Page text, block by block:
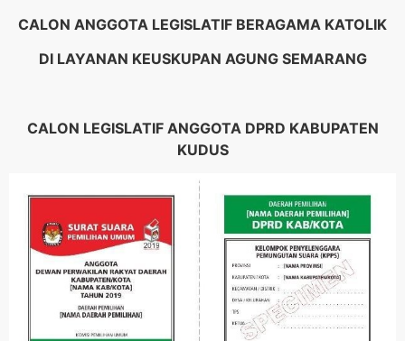
CALON ANGGOTA LEGISLATIF BERAGAMA KATOLIK
DI LAYANAN KEUSKUPAN AGUNGSEMARANG
CALON LEGISLATIF ANGGOTA DPRD KABUPATEN
KUDUS